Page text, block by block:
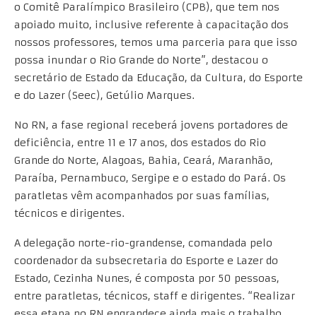
o Comitê Paralímpico Brasileiro (CPB), que tem nos
apoiado muito, inclusive referente à capacitação dos
nossos professores, temos uma parceria para que isso
possa inundar o Rio Grande do Norte”, destacou o
secretário de Estado da Educação, da Cultura, do Esporte
e do Lazer (Seec), Getúlio Marques.
No RN, a fase regional receberá jovens portadores de
deficiência, entre 11 e 17 anos, dos estados do Rio
Grande do Norte, Alagoas, Bahia, Ceará, Maranhão,
Paraíba, Pernambuco, Sergipe e o estado do Pará. Os
paratletas vêm acompanhados por suas famílias,
técnicos e dirigentes.
A delegação norte-rio-grandense, comandada pelo
coordenador da subsecretaria do Esporte e Lazer do
Estado, Cezinha Nunes, é composta por 50 pessoas,
entre paratletas, técnicos, staff e dirigentes. “Realizar